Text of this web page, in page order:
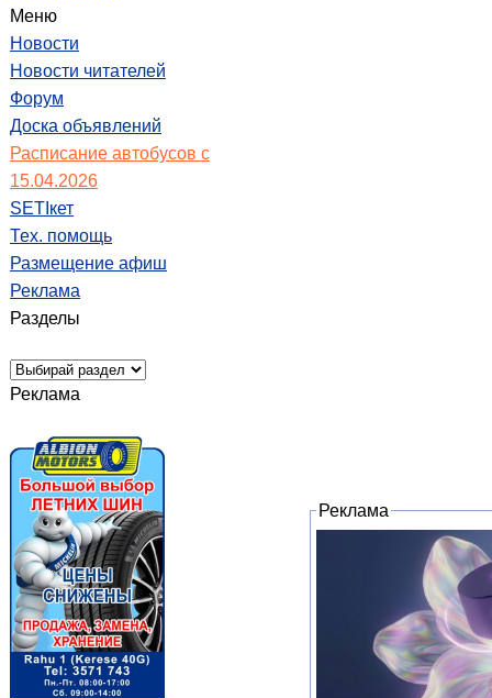
Меню
Новости
Новости читателей
Форум
Доска объявлений
Расписание автобусов с
15.04.2026
SETIкет
Тех. помощь
Размещение афиш
Реклама
Разделы
Реклама
Реклама